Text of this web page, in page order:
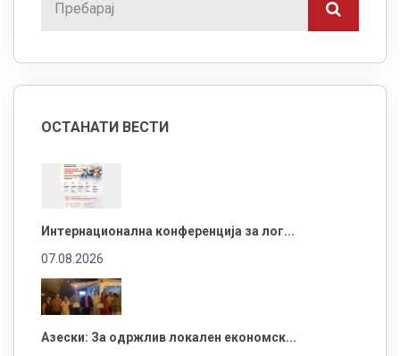
ОСТАНАТИ ВЕСТИ
Интернационална конференција за лог...
07.08.2026
Азески: За одржлив локален економск...